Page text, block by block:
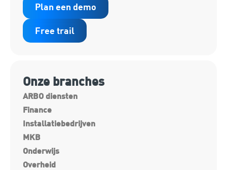
Plan een demo
Free trail
Onze branches
ARBO diensten
Finance
Installatiebedrijven
MKB
Onderwijs
Overheid